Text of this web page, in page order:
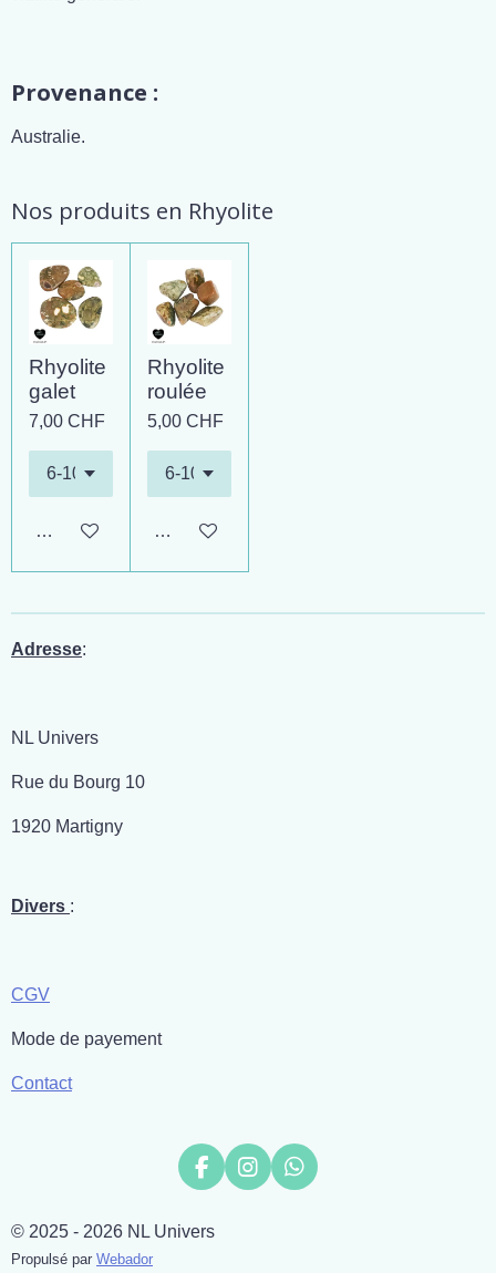
Provenance :
Australie.
Nos produits en Rhyolite
Rhyolite
galet
7,00 CHF
Ajouter au panier
Rhyolite
roulée
5,00 CHF
Ajouter au panier
Adresse:
NL Univers
Rue du Bourg 10
1920 Martigny
Divers :
CGV
Mode de payement
Contact
F
e
I
W
© 2025 - 2026 NL Univers
Propulsé par Webador